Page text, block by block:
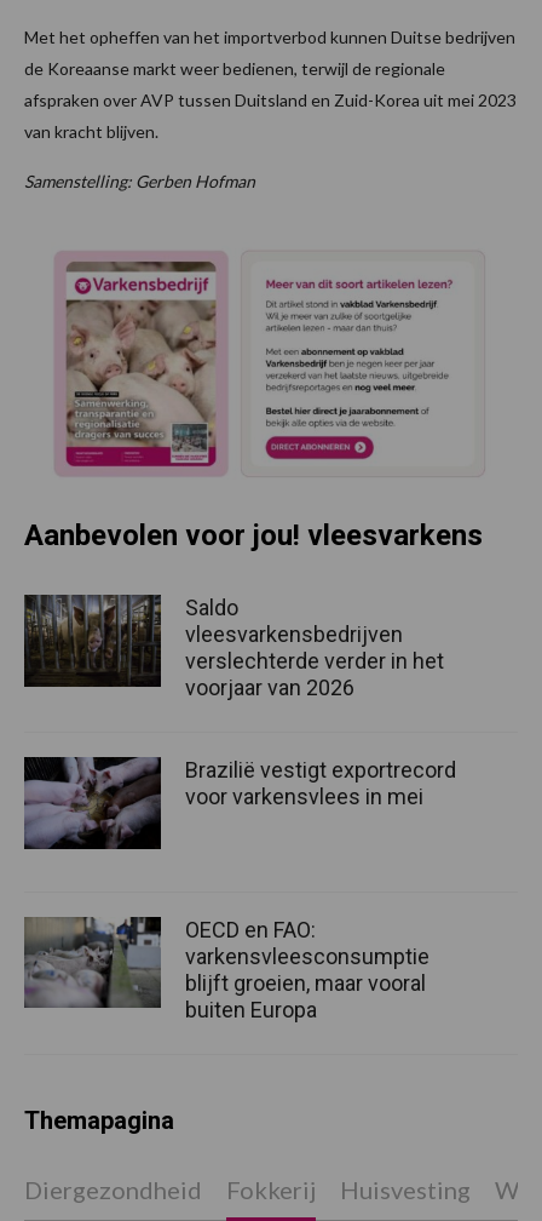
Met het opheffen van het importverbod kunnen Duitse bedrijven
de Koreaanse markt weer bedienen, terwijl de regionale
afspraken over AVP tussen Duitsland en Zuid-Korea uit mei 2023
van kracht blijven.
Samenstelling: Gerben Hofman
Aanbevolen voor jou! vleesvarkens
Saldo
vleesvarkensbedrijven
verslechterde verder in het
voorjaar van 2026
Brazilië vestigt exportrecord
voor varkensvlees in mei
OECD en FAO:
varkensvleesconsumptie
blijft groeien, maar vooral
buiten Europa
Themapagina
Diergezondheid Fokkerij Huisvesting